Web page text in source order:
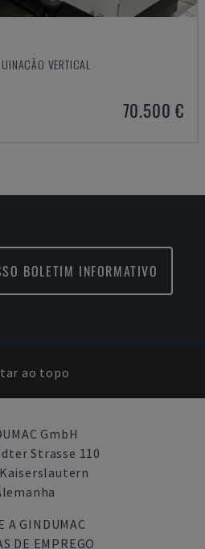
VERTICAL
70.500 €
BOLETIM INFORMATIVO
ao topo
GmbH
Strasse 110
A GINDUMAC
DE EMPREGO